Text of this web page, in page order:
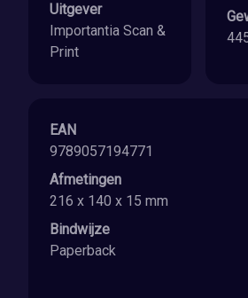
Uitgever
Importantia Scan &
Print
EAN
9789057194771
Afmetingen
216 x 140 x 15 mm
Bindwijze
Paperback